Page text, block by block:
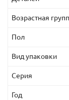
Возрастная
Пол
Вид упаковки
Серия
Год